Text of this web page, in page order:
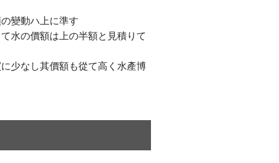
變動ハ上に準す
水の價額は上の半額と見積りて
少なし其價額も從て高く水產博